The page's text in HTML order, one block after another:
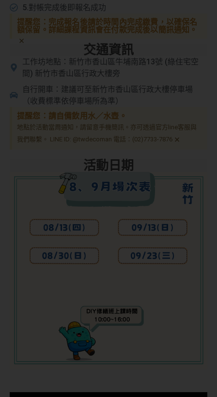
5.對帳完成後即報名成功
提醒您：完成報名後請於時間內完成繳費，以確保名
額保留。詳細課程資訊會在付款完成後以簡訊通知。
×
交通資訊
工作坊地點：新竹市香山區牛埔南路13號 (綠住宅空
間) 新竹市香山區行政大樓旁
自行開車：建議可至新竹市香山區行政大樓停車場
（收費標準依停車場所為準）
提醒您：請自備飲用水／水壺。
地點於活動當周通知，請留意手機簡訊。亦可透過官方line客服與
我們聯繫。 LINE ID: @twdecoman 電話：(02)7733-7876 ×
活動日期